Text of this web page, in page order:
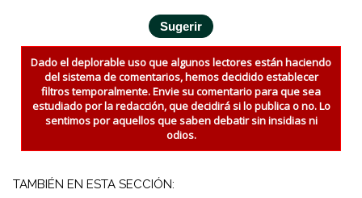
Dado el deplorable uso que algunos lectores están haciendo
del sistema de comentarios, hemos decidido establecer
filtros temporalmente. Envie su comentario para que sea
estudiado por la redacción, que decidirá si lo publica o no. Lo
sentimos por aquellos que saben debatir sin insidias ni
odios.
TAMBIÉN EN ESTA SECCIÓN: